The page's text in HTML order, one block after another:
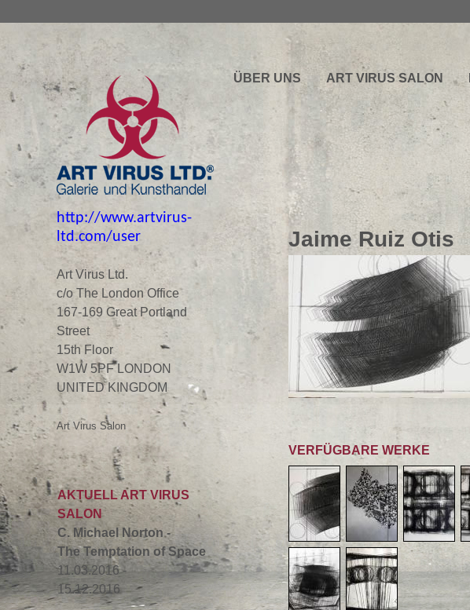
http://www.artvirus-
ltd.com/user
Art Virus Ltd.
c/o The London Office
167-169 Great Portland
Street
15th Floor
W1W 5PF LONDON
UNITED KINGDOM
Art Virus Salon
AKTUELL ART VIRUS
SALON
C. Michael Norton -
The Temptation of Space
11.03.2016 -
15.12.2016
ÜBER UNS ART VIRUS SALON
Jaime Ruiz Otis
VERFÜGBARE WERKE